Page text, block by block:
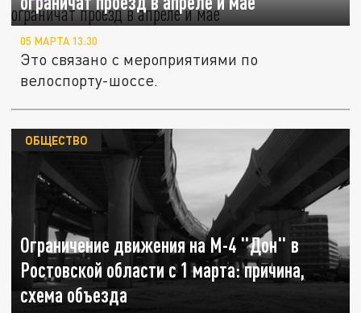
05 МАРТА 13:30
Это связано с мероприятиями по
велоспорту-шоссе.
Ограничение движения на М-4 "Дон" в
Ростовской области с 1 марта: причина,
схема объезда
ОБЩЕСТВО